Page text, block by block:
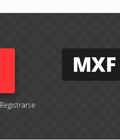
Registrarse
MXF